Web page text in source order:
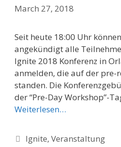
March 27, 2018
Seit heute 18:00 Uhr
angekündigt alle
Ignite 2018 Konferenz in
anmelden, die auf der pre-
standen. Die
der “Pre-Day Workshop”-
Weiterlesen…
Categories
Ignite,Veranstaltung